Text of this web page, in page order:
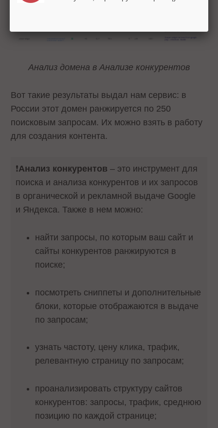
Анализ домена в Анализе конкурентов
Вот такие результаты выдал нам сервис: в
России этот домен ранжируется по 250
поисковым запросам. Их можно взять в работу
для создания контента.
❗️Анализ конкурентов – это инструмент для
поиска и анализа конкурентов и их запросов
в органической и рекламной выдаче Google
и Яндекса. Также в нем можно:
найти запросы, по которым ваш сайт и
сайты конкурентов ранжируются в
поиске;
посмотреть сниппеты и дополнительные
блоки, которые отображаются в выдаче
по запросам;
узнать частоту, цену клика, трафик,
релевантную страницу по запросам;
проанализировать структуру сайтов
конкурентов: запросы, трафик, среднюю
позицию по каждой странице;